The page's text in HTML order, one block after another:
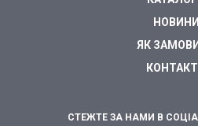
НОВИНИ
ЯК
СТЕЖТЕ ЗА НАМИ В